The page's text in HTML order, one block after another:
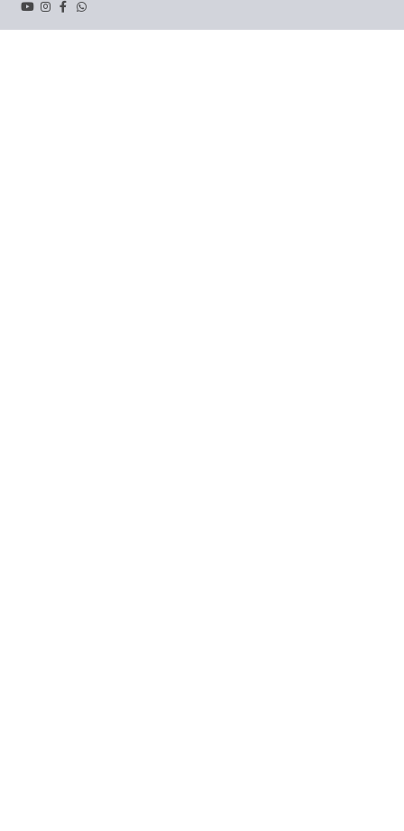
YouTubeInstagram
Facebook
Whatsapp